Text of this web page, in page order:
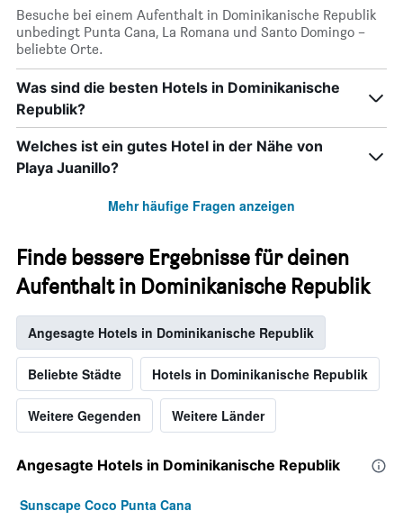
Besuche bei einem Aufenthalt in Dominikanische Republik
unbedingt Punta Cana, La Romana und Santo Domingo –
beliebte Orte.
Was sind die besten Hotels in Dominikanische
Republik?
Welches ist ein gutes Hotel in der Nähe von
Playa Juanillo?
Mehr häufige Fragen anzeigen
Finde bessere Ergebnisse für deinen
Aufenthalt in Dominikanische Republik
Angesagte Hotels in Dominikanische Republik
Beliebte Städte Hotels in Dominikanische Republik
Weitere Gegenden Weitere Länder
Angesagte Hotels in Dominikanische Republik
Sunscape Coco Punta Cana